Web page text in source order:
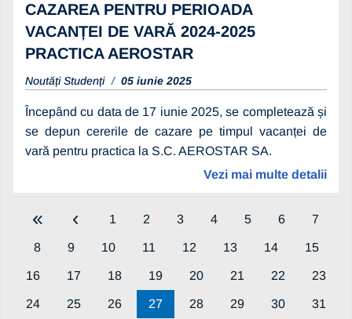
CAZAREA PENTRU PERIOADA
VACANȚEI DE VARĂ 2024-2025
PRACTICA AEROSTAR
Noutăți Studenți 05 iunie 2025
Începând cu data de 17 iunie 2025, se completează și
se depun cererile de cazare pe timpul vacanței de
vară pentru practica la S.C. AEROSTAR SA.
Vezi mai multe detalii
1 2 3 4 5 6 7
8 9 10 11 12 13 14 15
16 17 18 19 20 21 22 23
24 25 26 27 28 29 30 31